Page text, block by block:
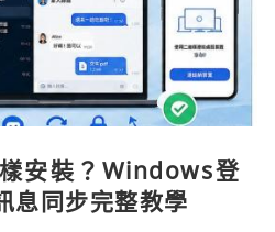
安裝？Windows登
息同步完整教學